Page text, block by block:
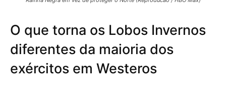
O que torna os Lobos Invernos
diferentes da maioria dos
exércitos em Westeros